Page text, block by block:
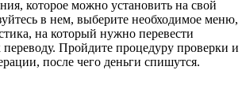
которое можно установить на свой
в нем, выберите необходимое меню,
на который нужно перевести
переводу. Пройдите процедуру проверки и
после чего деньги спишутся.